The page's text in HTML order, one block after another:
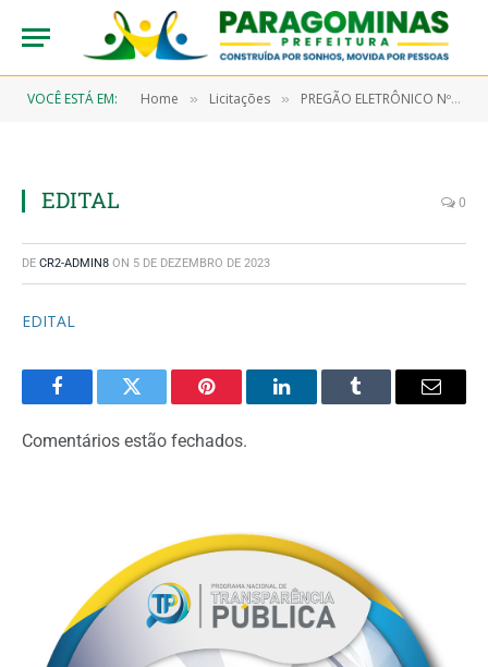
VOCÊ ESTÁ EM: Home » Licitações » PREGÃO ELETRÔNICO Nº 9/2023-00021-SRP (AQUISIÇÃO DE MATERIAL DE CONSUMO, TAIS COMO GÊNEROS DE ALIMENTAÇÃO, UNIFORMES, TECIDOS, AVIAMENTOS, MUSICAL, EDUCATIVO, ESPORTIVO E CONFECÇÃO DE MATERIAL GRÁFICO)
EDITAL 0
DE CR2-ADMIN8 ON 5 DE DEZEMBRO DE 2023
EDITAL
FacebookTwitter Pinterest LinkedInTumblr Email
Comentários estão fechados.